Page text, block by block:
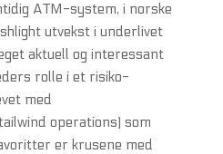
ATM-system, i norske
utvekst i underlivet
aktuell og interessant
rolle i et risiko-
med
operations) som
er krusene med